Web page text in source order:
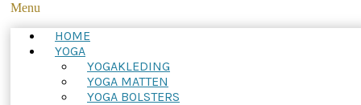
Menu
HOME
YOGA
YOGAKLEDING
YOGA MATTEN
YOGA BOLSTERS